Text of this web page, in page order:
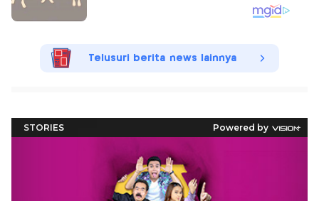
Telusuri berita news lainnya